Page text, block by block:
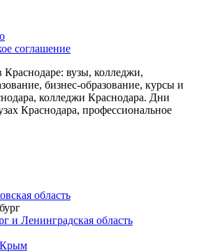
соглашение
Краснодаре: вузы, колледжи,
бизнес-образование, курсы и
колледжи Краснодара. Дни
Краснодара, профессиональное
область
и Ленинградская область
Крым